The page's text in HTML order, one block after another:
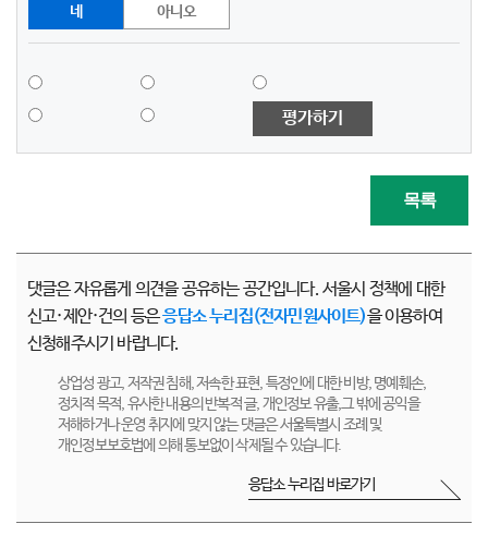
네 아니오
평가하기
목록
댓글은 자유롭게 의견을 공유하는 공간입니다. 서울시 정책에 대한
신고·제안·건의 등은응답소 누리집(전자민원사이트)을 이용하여
신청해주시기 바랍니다.
상업성 광고, 저작권 침해, 저속한 표현, 특정인에 대한 비방, 명예훼손,
정치적 목적, 유사한 내용의 반복적 글, 개인정보 유출,그 밖에 공익을
저해하거나 운영 취지에 맞지 않는 댓글은 서울특별시 조례 및
개인정보보호법에 의해 통보없이 삭제될 수 있습니다.
응답소 누리집 바로가기